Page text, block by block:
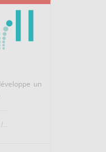
un